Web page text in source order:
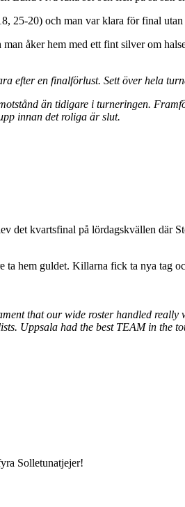
25-20) och man var klara för final
åker hem med ett fint silver om
efter en finalförlust. Sett över hela
än tidigare i turneringen.
innan det roliga är slut.
det kvartsfinal på lördagskvällen där
hem guldet. Killarna fick ta nya tag
that our wide roster handled really
Uppsala had the best TEAM in the
Solletunatjejer!